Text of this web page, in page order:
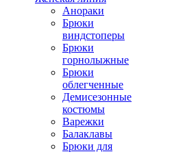
Анораки
Брюки
виндстоперы
Брюки
горнолыжные
Брюки
облегченные
Демисезонные
костюмы
Варежки
Балаклавы
Брюки для